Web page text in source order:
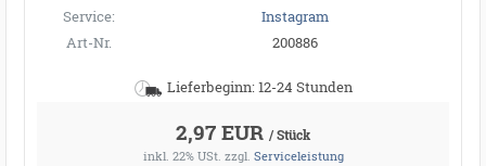
Service:
Instagram
Art-Nr.
200886
Lieferbeginn: 12-24 Stunden
2,97 EUR / Stück
inkl. 22% USt. zzgl. Serviceleistung